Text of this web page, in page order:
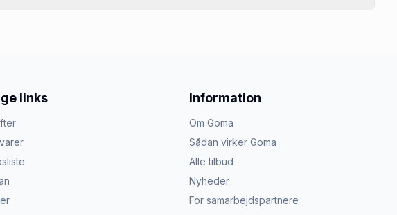
links Information
Om Goma
Sådan virker Goma
Alle tilbud
Nyheder
For samarbejdspartnere